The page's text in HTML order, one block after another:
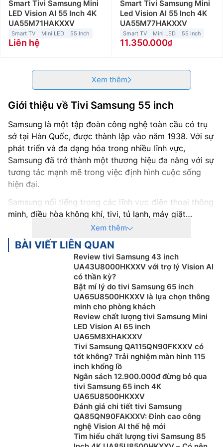
Smart Tivi Samsung Mini
LED Vision AI 55 Inch 4K
UA55M71HAKXXV
Smart TV Mini LED 55 Inch
Liên hệ
Smart Tivi Samsung Mini
Led Vision AI 55 Inch 4K
UA55M77HAKXXV
Smart TV Mini LED 55 Inch
11.350.000
Xem thêm
Giới thiệu về Tivi Samsung 55 inch
Samsung là một tập đoàn công nghệ toàn cầu có trụ
sở tại Hàn Quốc, được thành lập vào năm 1938. Với sự
phát triển và đa dạng hóa trong nhiều lĩnh vực,
Samsung đã trở thành một thương hiệu đa năng với sự
tương tác mạnh mẽ trong việc định hình cuộc sống
hiện đại.
Samsung nổi tiếng trong các lĩnh vực điện thoại thông
minh, điều hòa không khí, tivi, tủ lạnh, máy giặt…
Không chỉ sở hữu thiết kế hiện đại mà còn được trang
bị nhiều công nghệ hiện đại hàng đầu hiện nay.
Riêng lĩnh vực tivi, Samsung đã tạo nên một tên tuổi
vượt trội với sự đổi mới và chất lượng hàng đầu.Tivi
được đánh giá cao về thiết kế tinh tế, chất
lượng hình ảnh đỉnh cao và tích hợp công nghệ tiên
tiến. Với một loạt các dòng sản phẩm, bao gồm QLED,
Neo QLED và Crystal UHD, Samsung mang đến cho
người dùng trải nghiệm giải trí tuyệt vời với độ sắc
nét, màu sắc tươi sáng và khả năng tương tác thông
Tivi Samsung còn tích hợp các tính năng thông minh
như hệ điều hành Tizen, cho phép người dùng truy cập
vào các ứng dụng giải trí, trình duyệt web, và thậm chí
điều khiển bằng giọng nói. Sự cam kết về hiệu năng và
đổi mới đã giúp tivi Samsung giữ vững vị thế hàng đầu
trong ngành công nghiệp giải trí gia đình.
Xem thêm
BÀI VIẾT LIÊN QUAN
Review tivi Samsung 43 inch
UA43U8000HKXXV với trợ lý Vision AI
có thần kỳ?
Bật mí lý do tivi Samsung 65 inch
UA65U8500HKXXV là lựa chọn thông
minh cho phòng khách
Review chất lượng tivi Samsung Mini
LED Vision AI 65 inch
UA65M8XHAKXXV
Tivi Samsung QA115QN90FKXXV có
tốt không? Trải nghiệm màn hình 115
inch khổng lồ
Ngân sách 12.900.000đ đừng bỏ qua
tivi Samsung 65 inch 4K
UA65U8500HKXXV
Đánh giá chi tiết tivi Samsung
QA85QN90FAKXXV: Đỉnh cao công
nghệ Vision AI thế hệ mới
Tìm hiểu chất lượng tivi Samsung 85